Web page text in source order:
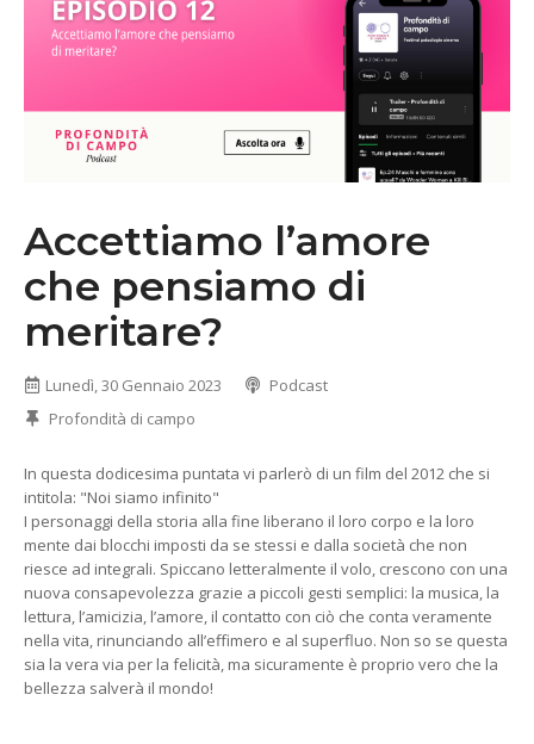
Accettiamo l’amore
che pensiamo di
meritare?
Lunedì, 30 Gennaio 2023
Podcast
Profondità di campo
In questa dodicesima puntata vi parlerò di un film del 2012 che si
intitola: "Noi siamo infinito"
I personaggi della storia alla fine liberano il loro corpo e la loro
mente dai blocchi imposti da se stessi e dalla società che non
riesce ad integrali. Spiccano letteralmente il volo, crescono con una
nuova consapevolezza grazie a piccoli gesti semplici: la musica, la
lettura, l’amicizia, l’amore, il contatto con ciò che conta veramente
nella vita, rinunciando all’effimero e al superfluo. Non so se questa
sia la vera via per la felicità, ma sicuramente è proprio vero che la
bellezza salverà il mondo!